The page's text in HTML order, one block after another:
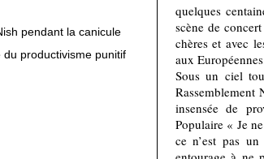
pendant la canicule
productivisme punitif
quelques
scène de
chères et avec
aux
Sous un ciel
insensée de
Populaire « Je
ce n’est pas